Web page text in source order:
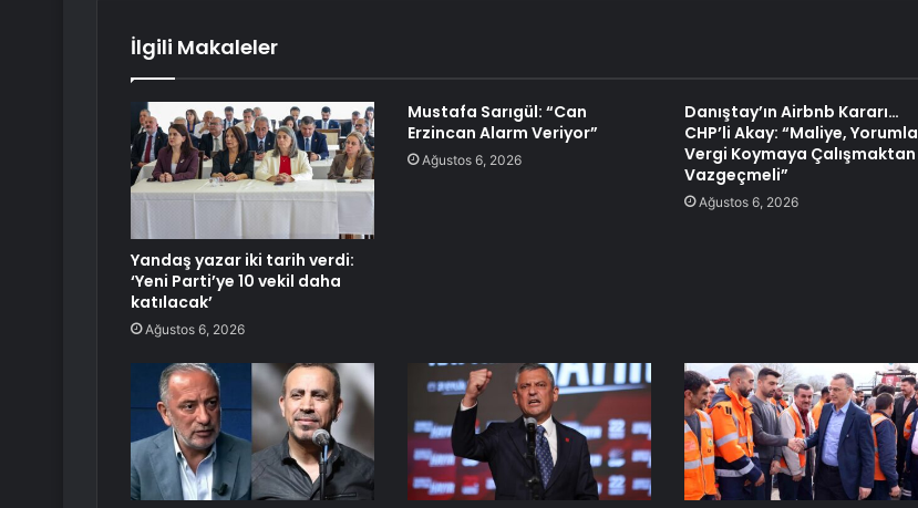
İlgili Makaleler
Yandaş yazar iki tarih verdi:
‘Yeni Parti’ye 10 vekil daha
katılacak’
Ağustos 6, 2026
Mustafa Sarıgül: “Can
Erzincan Alarm Veriyor”
Ağustos 6, 2026
Danıştay’ın Airbnb Kararı…
CHP’li Akay: “Maliye, Yorumla
Vergi Koymaya Çalışmaktan
Vazgeçmeli”
Ağustos 6, 2026